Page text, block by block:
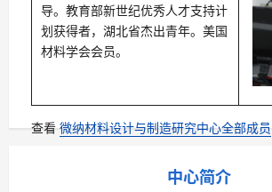
导。教育部新世纪优秀人才支持计
划获得者，湖北省杰出青年。美国
材料学会会员。
查看微纳材料设计与制造研究中心全部成员
中心简介